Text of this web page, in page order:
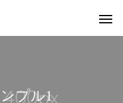
プル1